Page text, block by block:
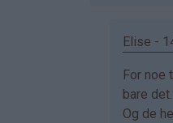
Elise -
Som
svar
på
For noe
bare
Og de